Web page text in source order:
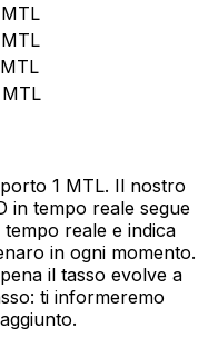
MTL
MTL
MTL
MTL
1 MTL. Il nostro
in tempo reale segue
tempo reale e indica
in ogni momento.
il tasso evolve a
ti informeremo